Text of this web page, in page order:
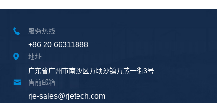
服务热线
+86 20 66311888
地址
广东省广州市南沙区万顷沙镇万芯一街3号
售前邮箱
rje-sales@rjetech.com